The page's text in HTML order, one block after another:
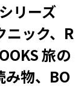
リーズ
ニック、R
旅の
み物、BO